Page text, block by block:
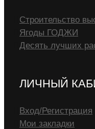
Строительство
Ягоды ГОДЖИ
Десять лучших
ЛИЧНЫЙ
Вход/Регистрация
Мои закладки